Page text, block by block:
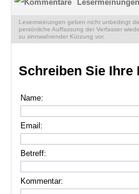
Lesermeinungen geben nicht unbedingt
persönliche Auffassung der Verfasser
zu sinnwahrender Kürzung vor.
Schreiben Sie Ihre
Name:
Email:
Betreff:
Kommentar: